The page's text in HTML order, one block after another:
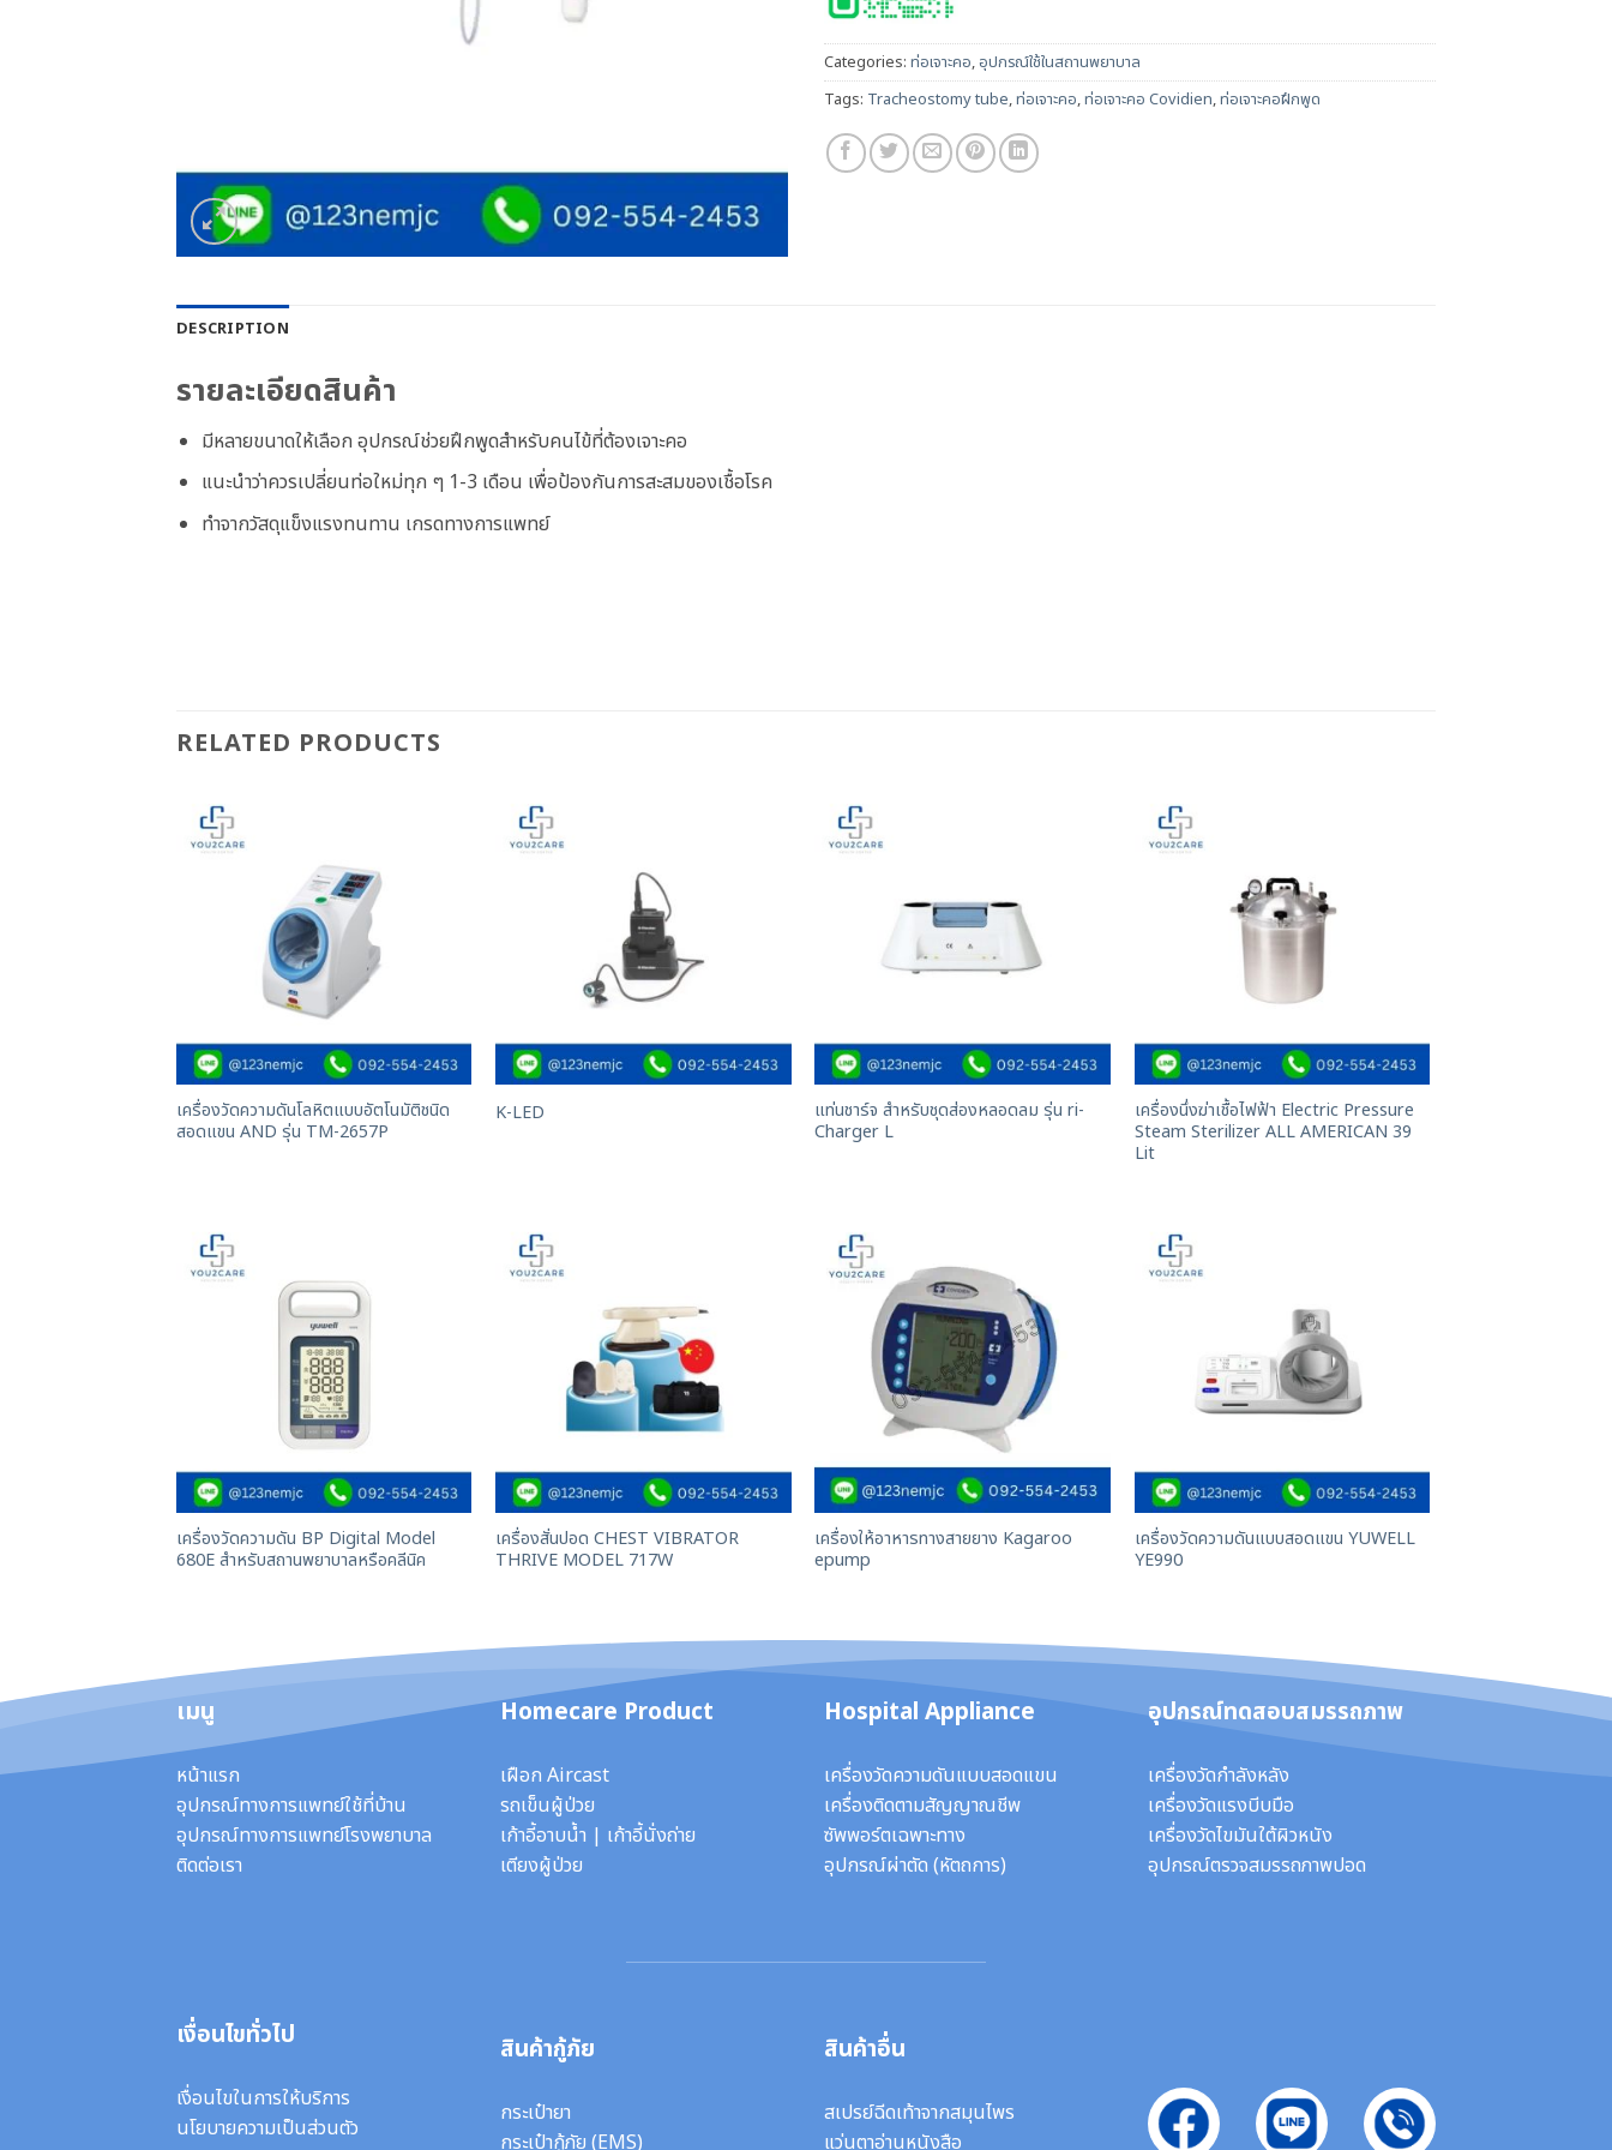
Categories: ท่อเจาะคอ,อุปกรณ์ใช้ในสถานพยาบาล
Tags: Tracheostomy tube,ท่อเจาะคอ,ท่อเจาะคอ Covidien,ท่อเจาะคอฝึกพูด
DESCRIPTION
รายละเอียดสินค้า
มีหลายขนาดให้เลือก อุปกรณ์ช่วยฝึกพูดสำหรับคนไข้ที่ต้องเจาะคอ
แนะนำว่าควรเปลี่ยนท่อใหม่ทุก ๆ 1-3 เดือน เพื่อป้องกันการสะสมของเชื้อโรค
ทำจากวัสดุแข็งแรงทนทาน เกรดทางการแพทย์
RELATED PRODUCTS
เครื่องวัดความดันโลหิตแบบอัตโนมัติชนิด
สอดแขน AND รุ่น TM-2657P
K-LED
แท่นชาร์จ สำหรับชุดส่องหลอดลม รุ่น ri-
Charger L
เครื่องนึ่งฆ่าเชื้อไฟฟ้า Electric Pressure
Steam Sterilizer ALL AMERICAN 39
Lit
เครื่องวัดความดัน BP Digital Model
680E สำหรับสถานพยาบาลหรือคลีนิค
เครื่องสั่นปอด CHEST VIBRATOR
THRIVE MODEL 717W
เครื่องให้อาหารทางสายยาง Kagaroo
epump
เครื่องวัดความดันแบบสอดแขน YUWELL
YE990
เมนู
หน้าแรก
อุปกรณ์ทางการแพทย์ใช้ที่บ้าน
อุปกรณ์ทางการแพทย์โรงพยาบาล
ติดต่อเรา
Homecare Product
เฝือก Aircast
รถเข็นผู้ป่วย
เก้าอี้อาบน้ำ | เก้าอี้นั่งถ่าย
เตียงผู้ป่วย
Hospital Appliance
เครื่องวัดความดันแบบสอดแขน
เครื่องติดตามสัญญาณชีพ
ซัพพอร์ตเฉพาะทาง
อุปกรณ์ผ่าตัด (หัตถการ)
อุปกรณ์ทดสอบสมรรถภาพ
เครื่องวัดกำลังหลัง
เครื่องวัดแรงบีบมือ
เครื่องวัดไขมันใต้ผิวหนัง
อุปกรณ์ตรวจสมรรถภาพปอด
เงื่อนไขทั่วไป
เงื่อนไขในการให้บริการ
นโยบายความเป็นส่วนตัว
สินค้ากู้ภัย
กระเป๋ายา
กระเป๋ากู้ภัย (EMS)
สินค้าอื่น
สเปรย์ฉีดเท้าจากสมุนไพร
แว่นตาอ่านหนังสือ